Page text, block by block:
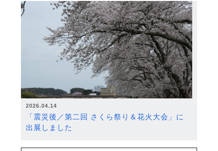
2026.04.14
「震災後／第二回 さくら祭り＆花火大会」に
出展しました